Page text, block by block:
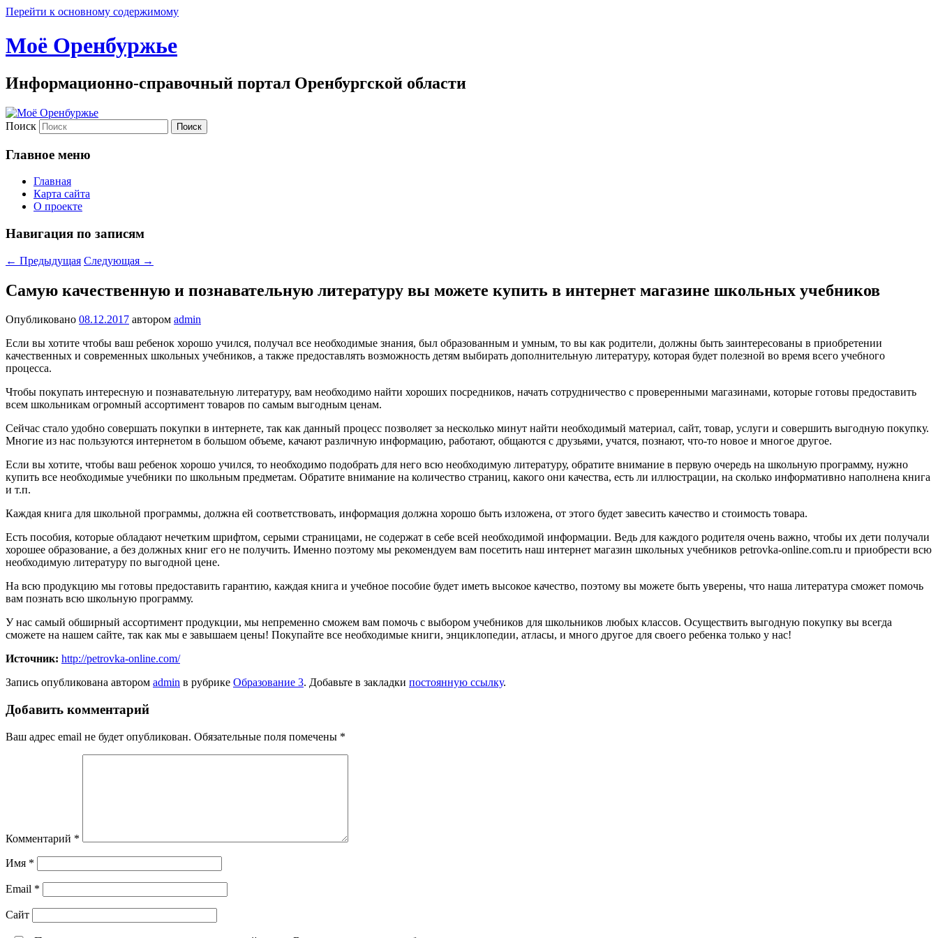
Перейти к основному содержимому
Моё Оренбуржье
Информационно-справочный портал Оренбургской области
Поиск
Главное меню
Главная
Карта сайта
О проекте
Навигация по записям
← Предыдущая Следующая →
Самую качественную и познавательную литературу вы можете купить в интернет магазине школьных учебников
Опубликовано 08.12.2017 автором admin
Если вы хотите чтобы ваш ребенок хорошо учился, получал все необходимые знания, был образованным и умным, то вы как родители, должны быть заинтересованы в приобретении
качественных и современных школьных учебников, а также предоставлять возможность детям выбирать дополнительную литературу, которая будет полезной во время всего учебного
процесса.
Чтобы покупать интересную и познавательную литературу, вам необходимо найти хороших посредников, начать сотрудничество с проверенными магазинами, которые готовы предоставить
всем школьникам огромный ассортимент товаров по самым выгодным ценам.
Сейчас стало удобно совершать покупки в интернете, так как данный процесс позволяет за несколько минут найти необходимый материал, сайт, товар, услуги и совершить выгодную покупку.
Многие из нас пользуются интернетом в большом объеме, качают различную информацию, работают, общаются с друзьями, учатся, познают, что-то новое и многое другое.
Если вы хотите, чтобы ваш ребенок хорошо учился, то необходимо подобрать для него всю необходимую литературу, обратите внимание в первую очередь на школьную программу, нужно
купить все необходимые учебники по школьным предметам. Обратите внимание на количество страниц, какого они качества, есть ли иллюстрации, на сколько информативно наполнена книга
и т.п.
Каждая книга для школьной программы, должна ей соответствовать, информация должна хорошо быть изложена, от этого будет завесить качество и стоимость товара.
Есть пособия, которые обладают нечетким шрифтом, серыми страницами, не содержат в себе всей необходимой информации. Ведь для каждого родителя очень важно, чтобы их дети получали
хорошее образование, а без должных книг его не получить. Именно поэтому мы рекомендуем вам посетить наш интернет магазин школьных учебников petrovka-online.com.ru и приобрести всю
необходимую литературу по выгодной цене.
На всю продукцию мы готовы предоставить гарантию, каждая книга и учебное пособие будет иметь высокое качество, поэтому вы можете быть уверены, что наша литература сможет помочь
вам познать всю школьную программу.
У нас самый обширный ассортимент продукции, мы непременно сможем вам помочь с выбором учебников для школьников любых классов. Осуществить выгодную покупку вы всегда
сможете на нашем сайте, так как мы е завышаем цены! Покупайте все необходимые книги, энциклопедии, атласы, и много другое для своего ребенка только у нас!
Источник: http://petrovka-online.com/
Запись опубликована автором admin в рубрике Образование 3. Добавьте в закладки постоянную ссылку.
Добавить комментарий
Ваш адрес email не будет опубликован. Обязательные поля помечены *
Комментарий *
Имя *
Email *
Сайт